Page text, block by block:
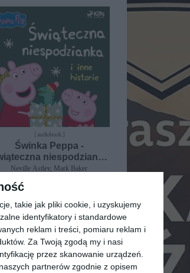
takie jak pliki cookie, i uzyskujemy
identyfikatory i standardowe
reklam i treści, pomiaru reklam i
Za Twoją zgodą my i nasi
przez skanowanie urządzeń.
partnerów zgodnie z opisem
[ audiobook ]
Świnka Peppa -
niespodzianka
i inne historie
Neville Astley, Mark Baker